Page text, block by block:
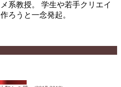
系教授。 学生や若手クリエイ
ろうと一念発起。